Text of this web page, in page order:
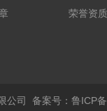
荣誉资质
公司 备案号：鲁ICP